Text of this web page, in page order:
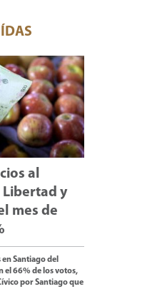
al
Libertad y
mes de
en Santiago del
el 66% de los votos,
por Santiago que